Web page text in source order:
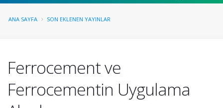
ANA SAYFA SON EKLENEN YAYINLAR
Ferrocement ve
Ferrocementin Uygulama